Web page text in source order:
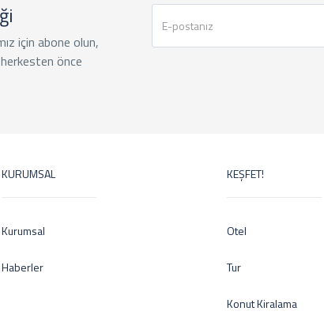
için abone olun,
önce
KURUMSAL
Kurumsal
Haberler
KEŞFET!
Otel
Tur
Konut Kiralama